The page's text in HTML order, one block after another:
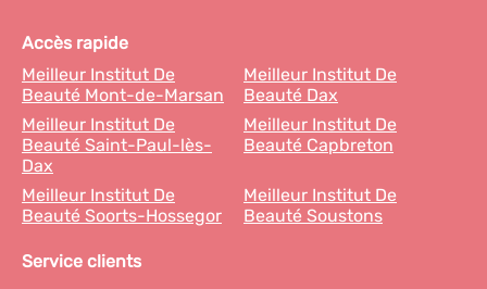
Accès rapide
Meilleur Institut De
Beauté Mont-de-Marsan
Meilleur Institut De
Beauté Dax
Meilleur Institut De
Beauté Saint-Paul-lès-
Dax
Meilleur Institut De
Beauté Capbreton
Meilleur Institut De
Beauté Soorts-Hossegor
Meilleur Institut De
Beauté Soustons
Service clients